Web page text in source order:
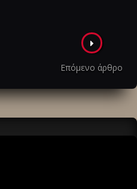
Επόμενο άρθρο